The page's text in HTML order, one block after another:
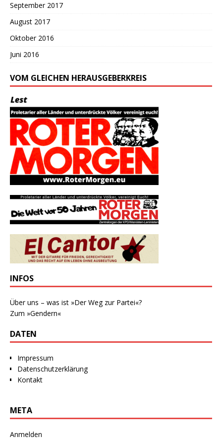
September 2017
August 2017
Oktober 2016
Juni 2016
VOM GLEICHEN HERAUSGEBERKREIS
INFOS
Über uns – was ist »Der Weg zur Partei«?
Zum »Gendern«
DATEN
Impressum
Datenschutzerklärung
Kontakt
META
Anmelden